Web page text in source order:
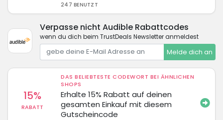
247 BENUTZT
Verpasse nicht Audible Rabattcodes
wenn du dich beim TrustDeals Newsletter anmeldest
Melde dich an
15%
RABATT
DAS BELIEBTESTE CODEWORT BEI ÄHNLICHEN
SHOPS
Erhalte 15% Rabatt auf deinen
gesamten Einkauf mit diesem
Gutscheincode